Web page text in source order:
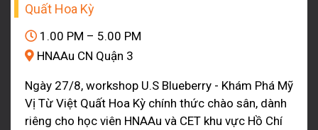
Quất Hoa Kỳ
1.00 PM – 5.00 PM
HNAAu CN Quận 3
Ngày 27/8, workshop U.S Blueberry - Khám Phá Mỹ
Vị Từ Việt Quất Hoa Kỳ chính thức chào sân, dành
riêng cho học viên HNAAu và CET khu vực Hồ Chí